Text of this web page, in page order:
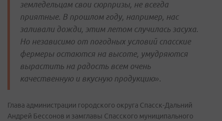
земледельцам свои сюрпризы, не всегда
приятные. В прошлом году, например, нас
заливали дожди, этим летом случилась засуха.
Но независимо от погодных условий спасские
фермеры остаются на высоте, умудряются
вырастить на радость всем очень
качественную и вкусную продукцию».
Глава администрации городского округа Спасск-Дальний
Андрей Бессонов и замглавы Спасского муниципального